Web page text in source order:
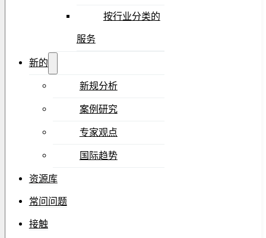
按行业分类的
服务
新的
新规分析
案例研究
专家观点
国际趋势
资源库
常问问题
接触